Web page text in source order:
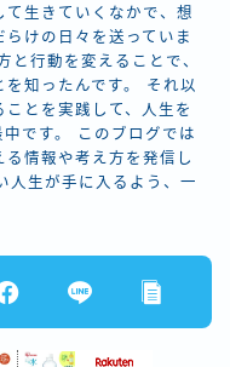
て生きていくなかで、想
けの日々を送っていま
と行動を変えることで、
知ったんです。 それ以
とを実践して、人生を
です。 このブログでは
情報や考え方を発信し
人生が手に入るよう、一